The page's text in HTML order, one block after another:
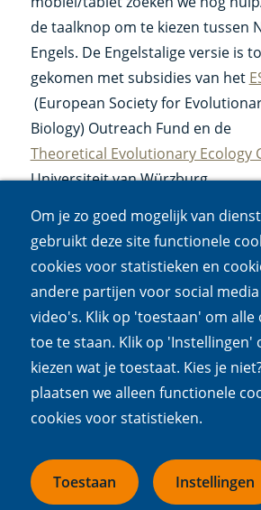
Om je zo goed mogelijk van
gebruikt deze site functionele
cookies voor statistieken en
andere partijen voor social
video's. Klik op 'toestaan' om alle
toe te staan. Klik op 'Instellingen'
kiezen wat je toestaat. Kies je
plaatsen we alleen functionele
cookies voor statistieken.
Toestaan Instellingen
de taalknop om te kiezen tussen
Engels. De Engelstalige versie is
gekomen met subsidies van het
(European Society for
Biology) Outreach Fund en de
Theoretical Evolutionary Ecology
Universiteit van Würzburg.
Je honderd jaar gaat nu in...
Contact: de
sectie
content & vragen educatie)
Climate Pursuit is gebaseerd op
onderzoeker Marleen Cobben en
samenwerking met het NIOO-
Technology, mede-gefinancierd
Info voor leerkrachten: